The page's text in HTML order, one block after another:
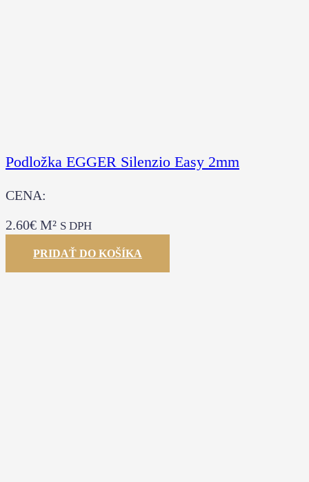
Podložka EGGER Silenzio Easy 2mm
CENA:
2.60€ M² S DPH
PRIDAŤ DO KOŠÍKA